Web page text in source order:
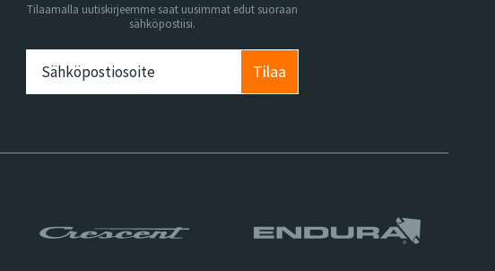
Tilaamalla uutiskirjeemme saat uusimmat edut suoraan
sähköpostiisi.
Tilaa